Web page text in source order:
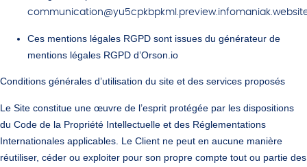
Ces mentions légales RGPD sont issues du générateur de
mentions légales RGPD d’Orson.io
Conditions générales d’utilisation du site et des services proposés
Le Site constitue une œuvre de l’esprit protégée par les dispositions
du Code de la Propriété Intellectuelle et des Réglementations
Internationales applicables. Le Client ne peut en aucune manière
réutiliser, céder ou exploiter pour son propre compte tout ou partie des